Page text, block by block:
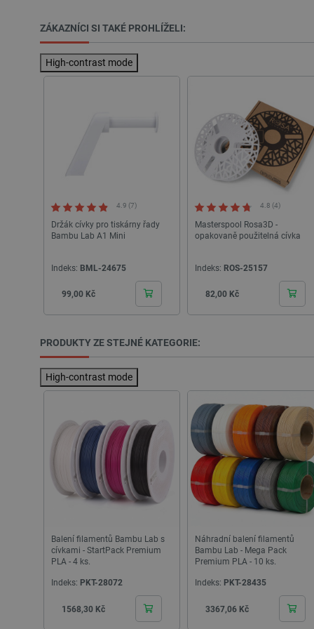
ZÁKAZNÍCI SI TAKÉ PROHLÍŽELI:
High-contrast mode
4.9 (7)
Držák cívky pro tiskárny řady
Bambu Lab A1 Mini
Indeks: BML-24675
Cena
99,00 Kč
4.8 (4)
Masterspool Rosa3D -
opakovaně použitelná cívka
Indeks: ROS-25157
Cena
82,00 Kč
PRODUKTY ZE STEJNÉ KATEGORIE:
High-contrast mode
Balení filamentů Bambu Lab s
cívkami - StartPack Premium
PLA - 4 ks.
Indeks: PKT-28072
Cena
1568,30 Kč
Náhradní balení filamentů
Bambu Lab - Mega Pack
Premium PLA - 10 ks.
Indeks: PKT-28435
Cena
3367,06 Kč
nezbytně nutných souborů
__cf_bm
_smvs
__cf_bm
_lb_ccc
critData
Zásadách ochrany